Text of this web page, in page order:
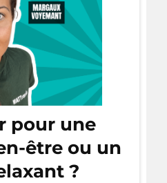
pour une
être ou un
?